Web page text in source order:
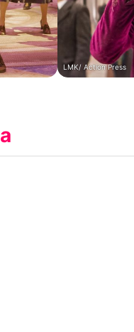
LMK/ Action Press